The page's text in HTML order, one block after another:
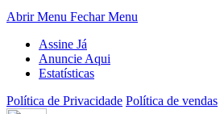
Abrir Menu Fechar Menu
Assine Já
Anuncie Aqui
Estatísticas
Política de Privacidade Política de vendas